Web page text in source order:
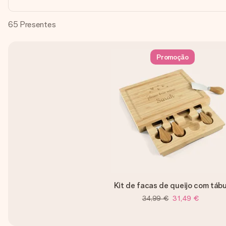
65 Presentes
Promoção
Kit de facas de queijo com
34,99 € 31,49 €